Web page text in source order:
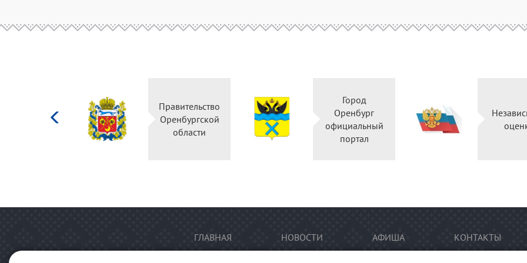
Правительство
Оренбургской
области
Город
Оренбург
официальный
портал
ГЛАВНАЯ НОВОСТИ АФИША КОНТАКТЫ